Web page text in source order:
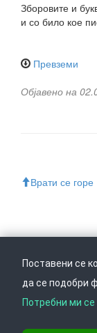
Зборовите и
и со било кое
Превземи
Објавено на
Врати се горе
Тел: +389 2 3103
Поставени се
да се подобри
Потребни ми